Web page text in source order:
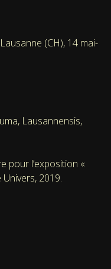
(CH), 14 mai-
Lausannensis,
pour l’exposition «
2019.